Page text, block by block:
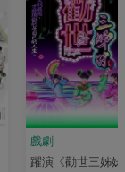
戲劇
躍演《勸世三姊妹